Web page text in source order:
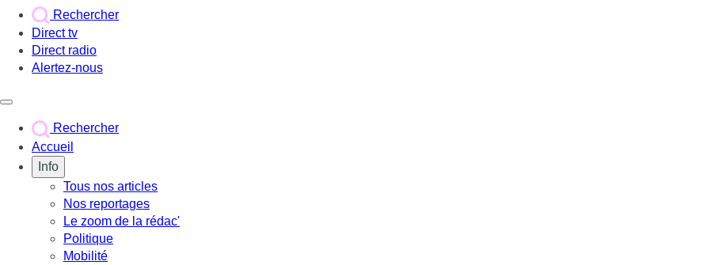
Rechercher
Direct tv
Direct radio
Alertez-nous
Rechercher
Accueil
Info
Tous nos articles
Nos reportages
Le zoom de la rédac'
Politique
Mobilité